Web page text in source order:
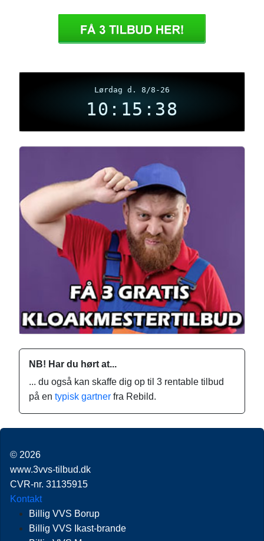
Lørdag d. 8/8-26
10:15:38
NB! Har du hørt at...
... du også kan skaffe dig op til 3 rentable tilbud
på en typisk gartner fra Rebild.
© 2026
www.3vvs-tilbud.dk
CVR-nr. 31135915
Kontakt
Billig VVS Borup
Billig VVS Ikast-brande